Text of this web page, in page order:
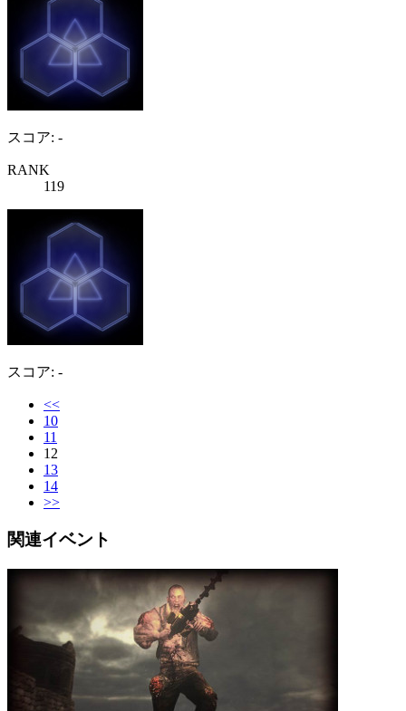
スコア: -
RANK
119
スコア: -
<<
10
11
12
13
14
>>
関連イベント